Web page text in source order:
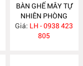
BÀN GHẾ MÂY TỰ
NHIÊN PHÒNG
KHÁCH MA685
Giá: LH - 0938 423
805